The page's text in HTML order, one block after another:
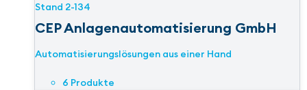
Stand 2-134
CEP Anlagenautomatisierung GmbH
Automatisierungslösungen aus einer Hand
6 Produkte